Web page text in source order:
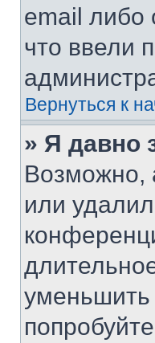
email либо
что ввели
Вернуться к
» Я давно
Возможно,
или